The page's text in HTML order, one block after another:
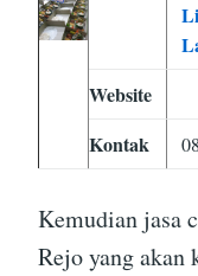
Website
Kontak
Kemudian jasa
Rejo yang akan